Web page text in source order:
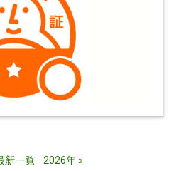
新一覧 2026年 »